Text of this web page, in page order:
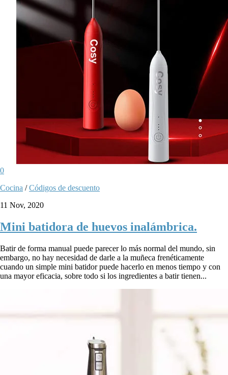
0
Cocina /Códigos de descuento
11 Nov, 2020
Mini batidora de huevos inalámbrica.
Batir de forma manual puede parecer lo más normal del mundo, sin
embargo, no hay necesidad de darle a la muñeca frenéticamente
cuando un simple mini batidor puede hacerlo en menos tiempo y con
una mayor eficacia, sobre todo si los ingredientes a batir tienen...